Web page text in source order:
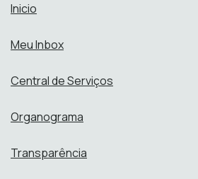
Inicio
Meu Inbox
Central de Serviços
Organograma
Transparência